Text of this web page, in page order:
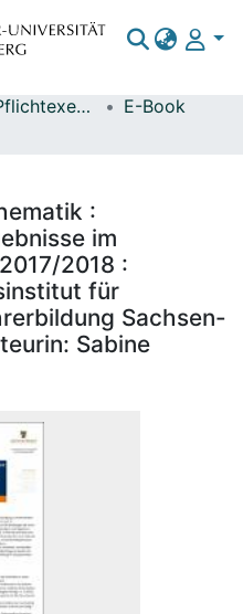
Elektronische Pflichtexemplare
E-Book
:
im
2018 :
für
Sachsen-
Sabine